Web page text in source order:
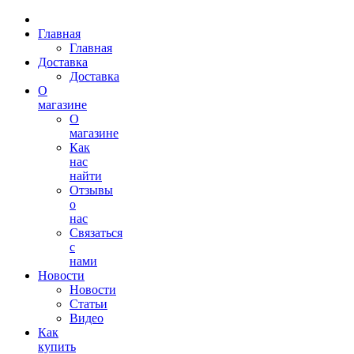
Главная
Главная
Доставка
Доставка
О
магазине
О
магазине
Как
нас
найти
Отзывы
о
нас
Связаться
с
нами
Новости
Новости
Статьи
Видео
Как
купить